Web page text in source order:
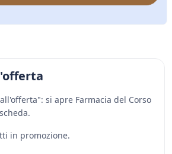
si apre Farmacia del Corso
in promozione.